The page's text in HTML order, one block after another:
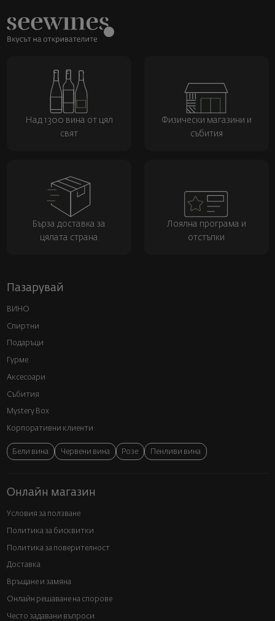
Над 1300 вина от цял
свят
Физически магазини и
събития
Бърза доставка за
цялата страна
Лоялна програма и
отстъпки
Пазарувай
ВИНО
Спиртни
Подаръци
Гурме
Аксесоари
Събития
Mystery Box
Корпоративни клиенти
Бели вина Червени вина Розе Пенливи вина
Онлайн магазин
Условия за ползване
Политика за бисквитки
Политика за поверителност
Доставка
Връщане и замяна
Онлайн решаване на спорове
Често задавани въпроси